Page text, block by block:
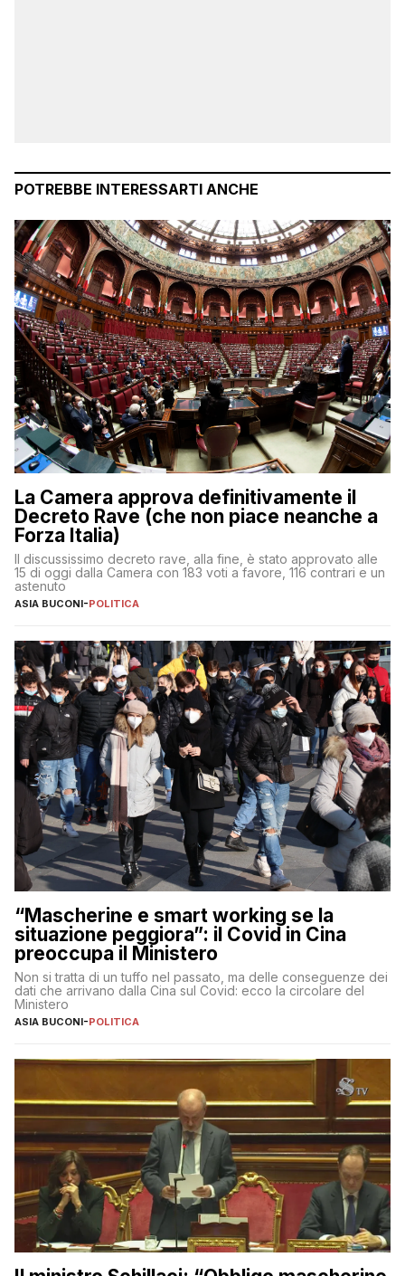
POTREBBE INTERESSARTI ANCHE
La Camera approva definitivamente il
Decreto Rave (che non piace neanche a
Forza Italia)
Il discussissimo decreto rave, alla fine, è stato approvato alle
15 di oggi dalla Camera con 183 voti a favore, 116 contrari e un
astenuto
ASIA BUCONI-POLITICA
“Mascherine e smart working se la
situazione peggiora”: il Covid in Cina
preoccupa il Ministero
Non si tratta di un tuffo nel passato, ma delle conseguenze dei
dati che arrivano dalla Cina sul Covid: ecco la circolare del
Ministero
ASIA BUCONI-POLITICA